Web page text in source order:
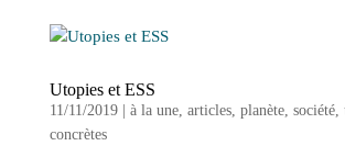
Utopies et ESS
11/11/2019| à la une, articles, planète, société,
concrètes